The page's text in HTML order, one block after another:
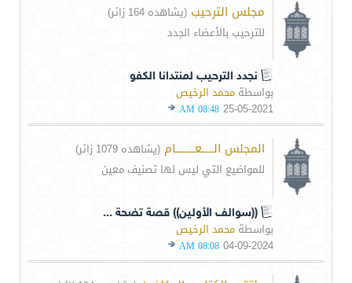
مجلس الترحيب (يشاهده 164 زائر)
للترحيب بالأعضاء الجدد
نجدد الترحيب لمنتدانا الكفو
بواسطة محمد الرخيص
25-05-2021
08:48 AM
المجلس الـــــعــــــــام (يشاهده 1079 زائر)
للمواضيع التي ليس لها تصنيف معين
((سوالف الأولين)) قصة تضحة ...
بواسطة محمد الرخيص
04-09-2024
08:08 AM